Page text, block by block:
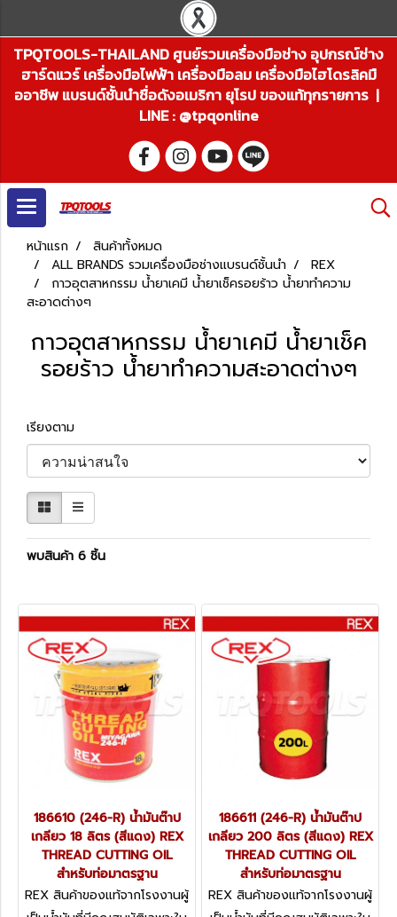
TPQTOOLS-THAILAND ศูนย์รวมเครื่องมือช่าง อุปกรณ์ช่าง
ฮาร์ดแวร์ เครื่องมือไฟฟ้า เครื่องมือลม เครื่องมือไฮโดรลิคมื
ออาชีพ แบรนด์ชั้นนำชื่อดังอเมริกา ยุโรป ของแท้ทุกรายการ |
LINE : @tpqonline
หน้าแรก
สินค้าทั้งหมด
ALL BRANDS รวมเครื่องมือช่างแบรนด์ชั้นนำ
REX
กาวอุตสาหกรรม น้ำยาเคมี น้ำยาเช็ครอยร้าว น้ำยาทำความ
สะอาดต่างๆ
กาวอุตสาหกรรม น้ำยาเคมี น้ำยาเช็ค
รอยร้าว น้ำยาทำความสะอาดต่างๆ
เรียงตาม
พบสินค้า 6 ชิ้น
186610 (246-R) น้ำมันต๊าป
เกลียว 18 ลิตร (สีแดง) REX
THREAD CUTTING OIL
สำหรับท่อมาตรฐาน
REX สินค้าของแท้จากโรงงานผู้
ผลิต 186610 (246-R)
186611 (246-R) น้ำมันต๊าป
เกลียว 200 ลิตร (สีแดง) REX
THREAD CUTTING OIL
สำหรับท่อมาตรฐาน
REX สินค้าของแท้จากโรงงานผู้
ผลิต 186611 (246-R)